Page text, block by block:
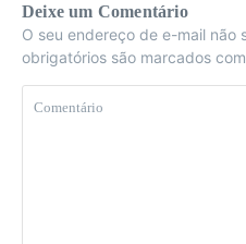
Deixe um Comentário
O seu endereço de e-mail não
obrigatórios são marcados com